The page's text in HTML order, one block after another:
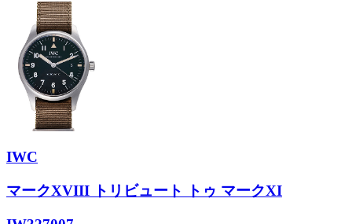
IWC
マークXVIII トリビュート トゥ マークXI